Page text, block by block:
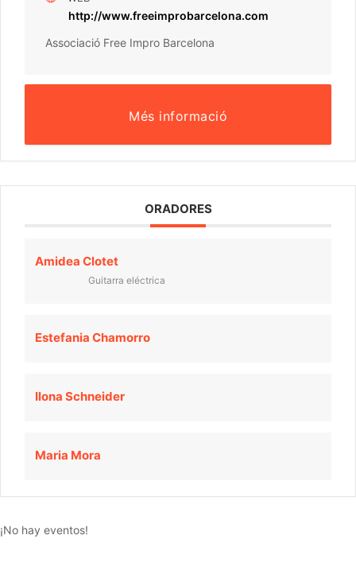
http://www.freeimprobarcelona.com
Associació Free Impro Barcelona
Més informació
ORADORES
Amidea Clotet
Guitarra eléctrica
Estefania Chamorro
Ilona Schneider
Maria Mora
¡No hay eventos!